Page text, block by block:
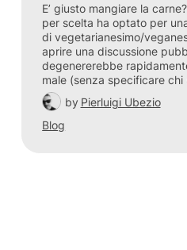
E’ giusto mangiare la
per scelta ha optato per
di vegetarianesimo/
aprire una discussione
degenererebbe
male (senza specificare
by Pierluigi Ubezio
Blog